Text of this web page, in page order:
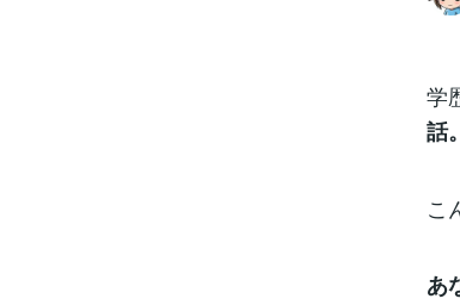
学
話。
こ
あ